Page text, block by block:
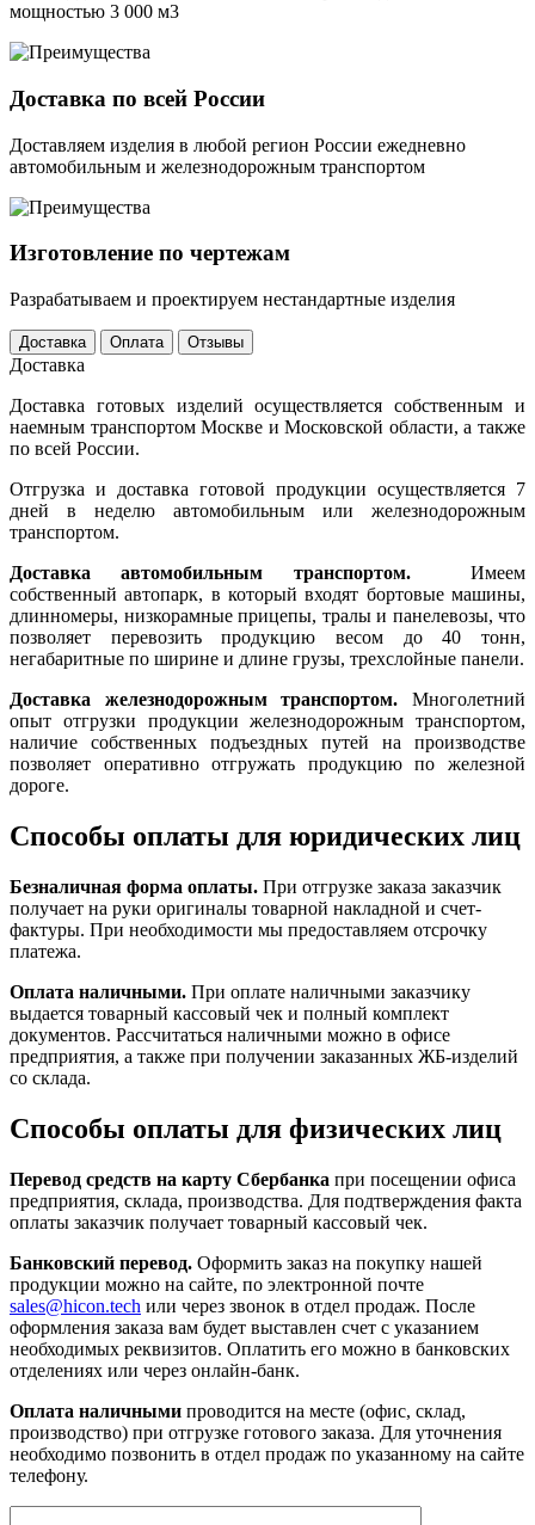
мощностью 3 000 м3
Доставка по всей России
Доставляем изделия в любой регион России ежедневно
автомобильным и железнодорожным транспортом
Изготовление по чертежам
Разрабатываем и проектируем нестандартные изделия
Доставка Оплата Отзывы
Доставка
Доставка готовых изделий осуществляется собственным и
наемным транспортом Москве и Московской области, а также
по всей России.
Отгрузка и доставка готовой продукции осуществляется 7
дней в неделю автомобильным или железнодорожным
транспортом.
Доставка автомобильным транспортом.Имеем
собственный автопарк, в который входят бортовые машины,
длинномеры, низкорамные прицепы, тралы и панелевозы, что
позволяет перевозить продукцию весом до 40 тонн,
негабаритные по ширине и длине грузы, трехслойные панели.
Доставка железнодорожным транспортом. Многолетний
опыт отгрузки продукции железнодорожным транспортом,
наличие собственных подъездных путей на производстве
позволяет оперативно отгружать продукцию по железной
дороге.
Способы оплаты для юридических лиц
Безналичная форма оплаты. При отгрузке заказа заказчик
получает на руки оригиналы товарной накладной и счет-
фактуры. При необходимости мы предоставляем отсрочку
платежа.
Оплата наличными. При оплате наличными заказчику
выдается товарный кассовый чек и полный комплект
документов. Рассчитаться наличными можно в офисе
предприятия, а также при получении заказанных ЖБ-изделий
со склада.
Способы оплаты для физических лиц
Перевод средств на карту Сбербанка при посещении офиса
предприятия, склада, производства. Для подтверждения факта
оплаты заказчик получает товарный кассовый чек.
Банковский перевод. Оформить заказ на покупку нашей
продукции можно на сайте, по электронной почте
sales@hicon.tech или через звонок в отдел продаж. После
оформления заказа вам будет выставлен счет с указанием
необходимых реквизитов. Оплатить его можно в банковских
отделениях или через онлайн-банк.
Оплата наличными проводится на месте (офис, склад,
производство) при отгрузке готового заказа. Для уточнения
необходимо позвонить в отдел продаж по указанному на сайте
телефону.